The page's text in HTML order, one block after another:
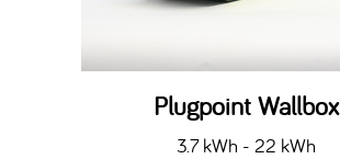
Plugpoint Wallbox
3.7 kWh - 22 kWh